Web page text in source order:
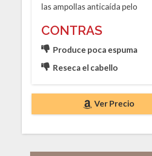
las ampollas anticaída pelo
CONTRAS
Produce poca espuma
Reseca el cabello
Ver Precio